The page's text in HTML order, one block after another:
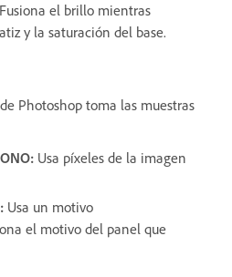
el brillo mientras
y la saturación del base.
Photoshop toma las muestras
Usa píxeles de la imagen
Usa un motivo
el motivo del panel que